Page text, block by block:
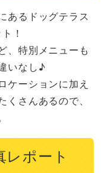
あるドッグテラス
！
、特別メニューも
いなし♪
ケーションに加え
さんあるので、
ポート